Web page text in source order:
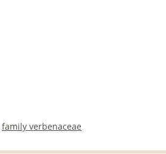
family verbenaceae